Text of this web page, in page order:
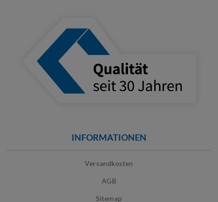
INFORMATIONEN
Versandkosten
AGB
Sitemap